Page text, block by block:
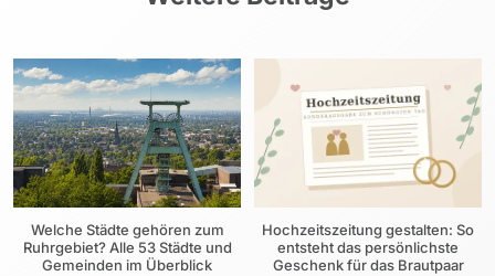
Welche Städte gehören zum
Ruhrgebiet? Alle 53 Städte und
Gemeinden im Überblick
Hochzeitszeitung gestalten: So
entsteht das persönlichste
Geschenk für das Brautpaar